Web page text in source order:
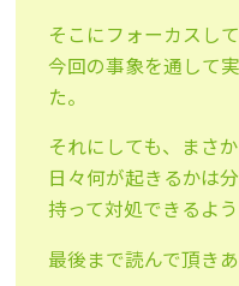
そこにフォーカスし
今回の事象を通して
た。
それにしても、まさ
日々何が起きるかは
持って対処できるよ
最後まで読んで頂き